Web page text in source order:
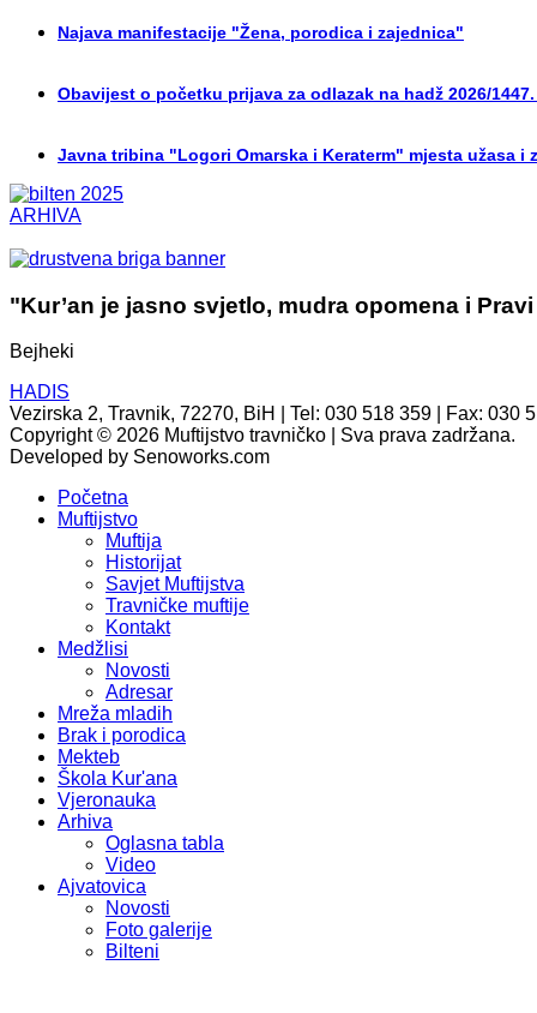
Najava manifestacije "Žena, porodica i zajednica"
Obavijest o početku prijava za odlazak na hadž 2026/
Javna tribina "Logori Omarska i Keraterm" mjesta užasa i
ARHIVA
"Kur’an je jasno svjetlo, mudra opomena i
Bejheki
HADIS
Vezirska 2, Travnik, 72270, BiH | Tel: 030 518 359 | Fax: 030
Copyright © 2026 Muftijstvo travničko | Sva prava zadržana.
Developed by Senoworks.com
Početna
Muftijstvo
Muftija
Historijat
Savjet Muftijstva
Travničke muftije
Kontakt
Medžlisi
Novosti
Adresar
Mreža mladih
Brak i porodica
Mekteb
Škola Kur'ana
Vjeronauka
Arhiva
Oglasna tabla
Video
Ajvatovica
Novosti
Foto galerije
Bilteni